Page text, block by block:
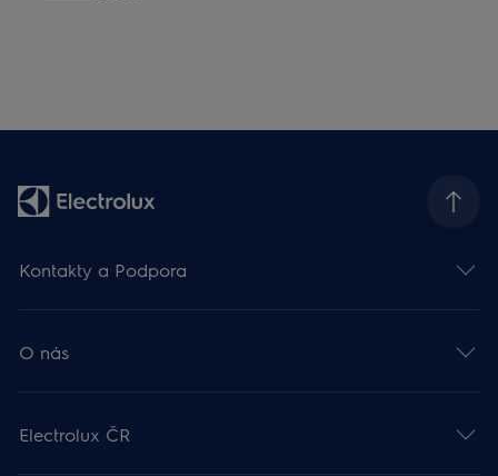
Kontakty a Podpora
O nás
Electrolux ČR